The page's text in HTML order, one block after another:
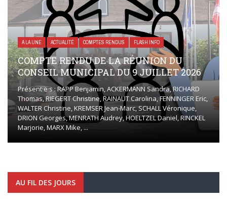
A LA UNE ACTUALITÉ COMPTES RENDUS FLASH INFO
COMPTE RENDU DE LA RÉUNION DU
CONSEIL MUNICIPAL DU 9 JUILLET 2026
Présent·e·s : RAPP Benjamin, ACKERMANN Sandra, RICHARD
Thomas, RIEGERT Christine, RAINAUT Carolina, FENNINGER Eric,
WALTER Christine, KREMSER Jean-Marc, SCHALL Véronique,
DRION Georges, MENRATH Audrey, HOELTZEL Daniel, RINCKEL
Marjorie, MARX Mike, ...
AU FIL DES JOURS